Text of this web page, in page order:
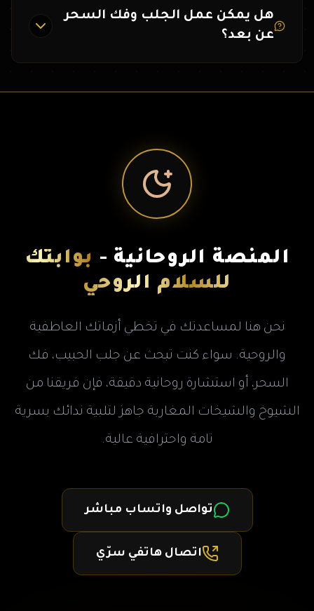
هل يمكن عمل الجلب وفك السحر
عن بعد؟
المنصة الروحانية - بوابتك
للسلام الروحي
نحن هنا لمساعدتك في تخطي أزماتك العاطفية
والروحية. سواء كنت تبحث عن جلب الحبيب، فك
السحر، أو استشارة روحانية دقيقة، فإن فريقنا من
الشيوخ والشيخات المغاربة جاهز لتلبية ندائك بسرية
تامة واحترافية عالية.
تواصل واتساب مباشر
اتصال هاتفي سرّي